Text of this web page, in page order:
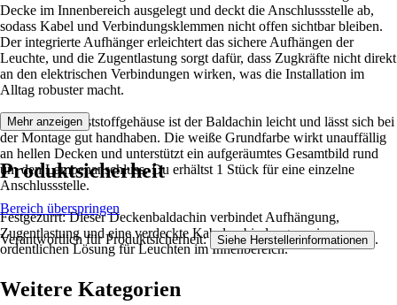
Decke im Innenbereich ausgelegt und deckt die Anschlussstelle ab,
sodass Kabel und Verbindungsklemmen nicht offen sichtbar bleiben.
Der integrierte Aufhänger erleichtert das sichere Aufhängen der
Leuchte, und die Zugentlastung sorgt dafür, dass Zugkräfte nicht direkt
an den elektrischen Verbindungen wirken, was die Installation im
Alltag robuster macht.
Durch das Kunststoffgehäuse ist der Baldachin leicht und lässt sich bei
der Montage gut handhaben. Die weiße Grundfarbe wirkt unauffällig
an hellen Decken und unterstützt ein aufgeräumtes Gesamtbild rund
um den Lampenanschluss. Du erhältst 1 Stück für eine einzelne
Anschlussstelle.
Festgezurrt: Dieser Deckenbaldachin verbindet Aufhängung,
Zugentlastung und eine verdeckte Kabelverbindung zu einer
ordentlichen Lösung für Leuchten im Innenbereich.
Mehr anzeigen
Produktsicherheit
Bereich überspringen
Verantwortlich für Produktsicherheit: Siehe Herstellerinformationen .
Weitere Kategorien